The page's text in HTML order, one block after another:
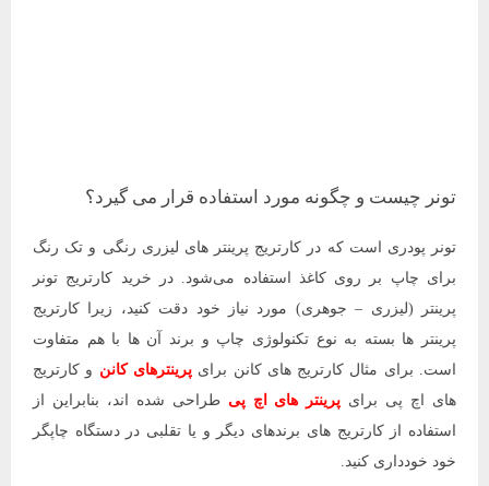
تونر چیست و چگونه مورد استفاده قرار می گیرد؟
تونر پودری است که در کارتریج پرینتر های لیزری رنگی و تک رنگ
برای چاپ بر روی کاغذ استفاده می‌شود. در خرید کارتریج تونر
پرینتر (لیزری – جوهری) مورد نیاز خود دقت کنید، زیرا کارتریج
پرینتر ها بسته به نوع تکنولوژی چاپ و برند آن ها با هم متفاوت
است. برای مثال کارتریج های کانن برایپرینترهای کانن و کارتریج
های اچ پی برای پرینتر های اچ پی طراحی شده اند، بنابراین از
استفاده از کارتریج های برندهای دیگر و یا تقلبی در دستگاه چاپگر
خود خودداری کنید.